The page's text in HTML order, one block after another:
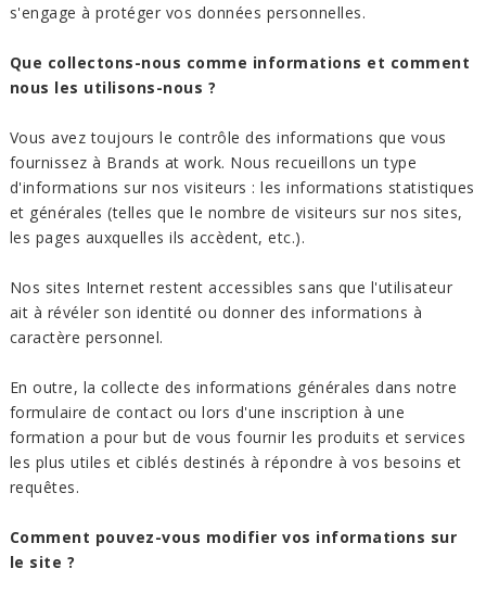
s'engage à protéger vos données personnelles.
Que collectons-nous comme informations et comment
nous les utilisons-nous ?
Vous avez toujours le contrôle des informations que vous
fournissez à Brands at work. Nous recueillons un type
d'informations sur nos visiteurs : les informations statistiques
et générales (telles que le nombre de visiteurs sur nos sites,
les pages auxquelles ils accèdent, etc.).
Nos sites Internet restent accessibles sans que l'utilisateur
ait à révéler son identité ou donner des informations à
caractère personnel.
En outre, la collecte des informations générales dans notre
formulaire de contact ou lors d'une inscription à une
formation a pour but de vous fournir les produits et services
les plus utiles et ciblés destinés à répondre à vos besoins et
requêtes.
Comment pouvez-vous modifier vos informations sur
le site ?